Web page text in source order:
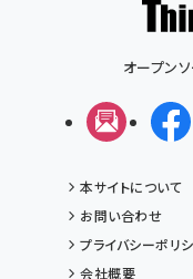
オープン
メルマガ
本サイトについて
お問い合わせ
プライバシーポリ
会社概要